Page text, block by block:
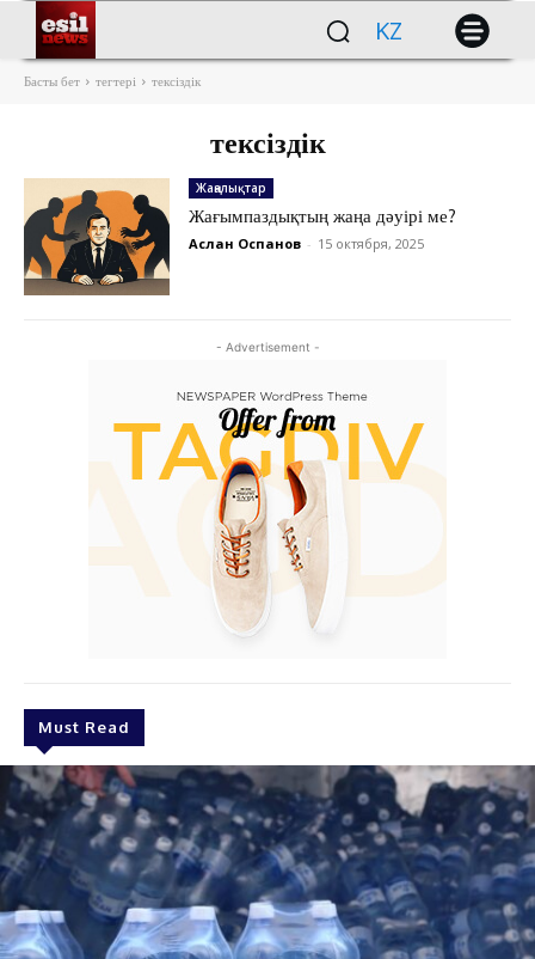
KZ
Басты бет тегтері тексіздік
тексіздік
- Advertisement -
Must Read
Жаңалықтар
Жағымпаздықтың жаңа дәуірі ме?
Аслан Оспанов - 15 октября, 2025